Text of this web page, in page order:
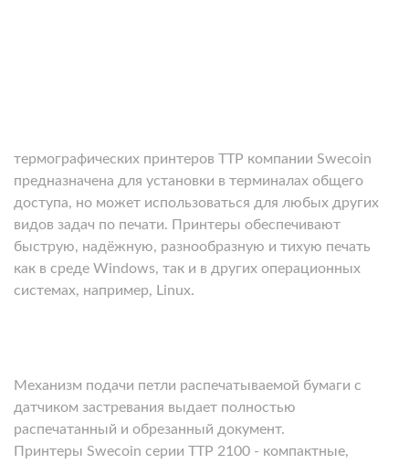
термографических принтеров TTP компании Swecoin
предназначена для установки в терминалах общего
доступа, но может использоваться для любых других
видов задач по печати. Принтеры обеспечивают
быструю, надёжную, разнообразную и тихую печать
как в среде Windows, так и в других операционных
системах, например, Linux.
Механизм подачи петли распечатываемой бумаги с
датчиком застревания выдает полностью
распечатанный и обрезанный документ.
Принтеры Swecoin серии ТТР 2100 - компактные,